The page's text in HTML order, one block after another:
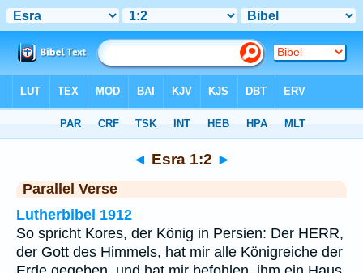
◄ Esra 1:2 ►
Parallel Verse
Lutherbibel 1912
So spricht Kores, der König in Persien: Der HERR,
der Gott des Himmels, hat mir alle Königreiche der